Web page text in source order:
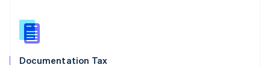
Documentation Tax
République tchèque
English
English